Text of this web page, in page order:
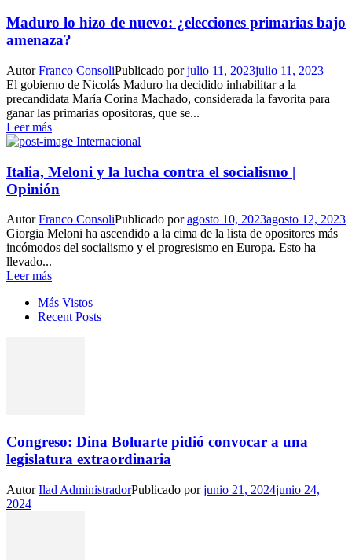
Maduro lo hizo de nuevo: ¿elecciones primarias bajo
amenaza?
AutorFranco ConsoliPublicado porjulio 11, 2023julio 11, 2023
El gobierno de Nicolás Maduro ha decidido inhabilitar a la
precandidata María Corina Machado, considerada la favorita para
ganar las primarias opositoras, que se...
Leer más
Internacional
Italia, Meloni y la lucha contra el socialismo |
Opinión
AutorFranco ConsoliPublicado poragosto 10, 2023agosto 12, 2023
Giorgia Meloni ha ascendido a la cima de la lista de opositores más
incómodos del socialismo y el progresismo en Europa. Esto ha
llevado...
Leer más
Más Vistos
Recent Posts
Congreso: Dina Boluarte pidió convocar a una
legislatura extraordinaria
AutorIlad AdministradorPublicado porjunio 21, 2024junio 24,
2024